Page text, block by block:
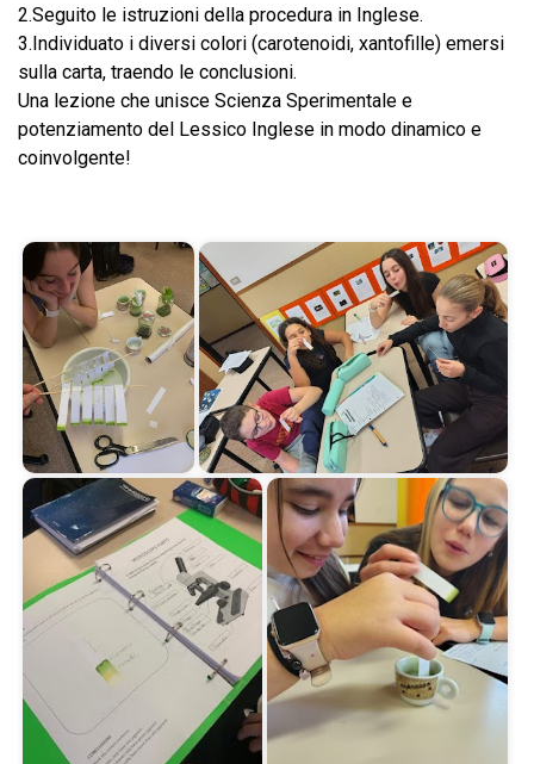
2.​Seguito le istruzioni della procedura in Inglese.
3.​Individuato i diversi colori (carotenoidi, xantofille) emersi
sulla carta, traendo le conclusioni.
​Una lezione che unisce Scienza Sperimentale e
potenziamento del Lessico Inglese in modo dinamico e
coinvolgente!